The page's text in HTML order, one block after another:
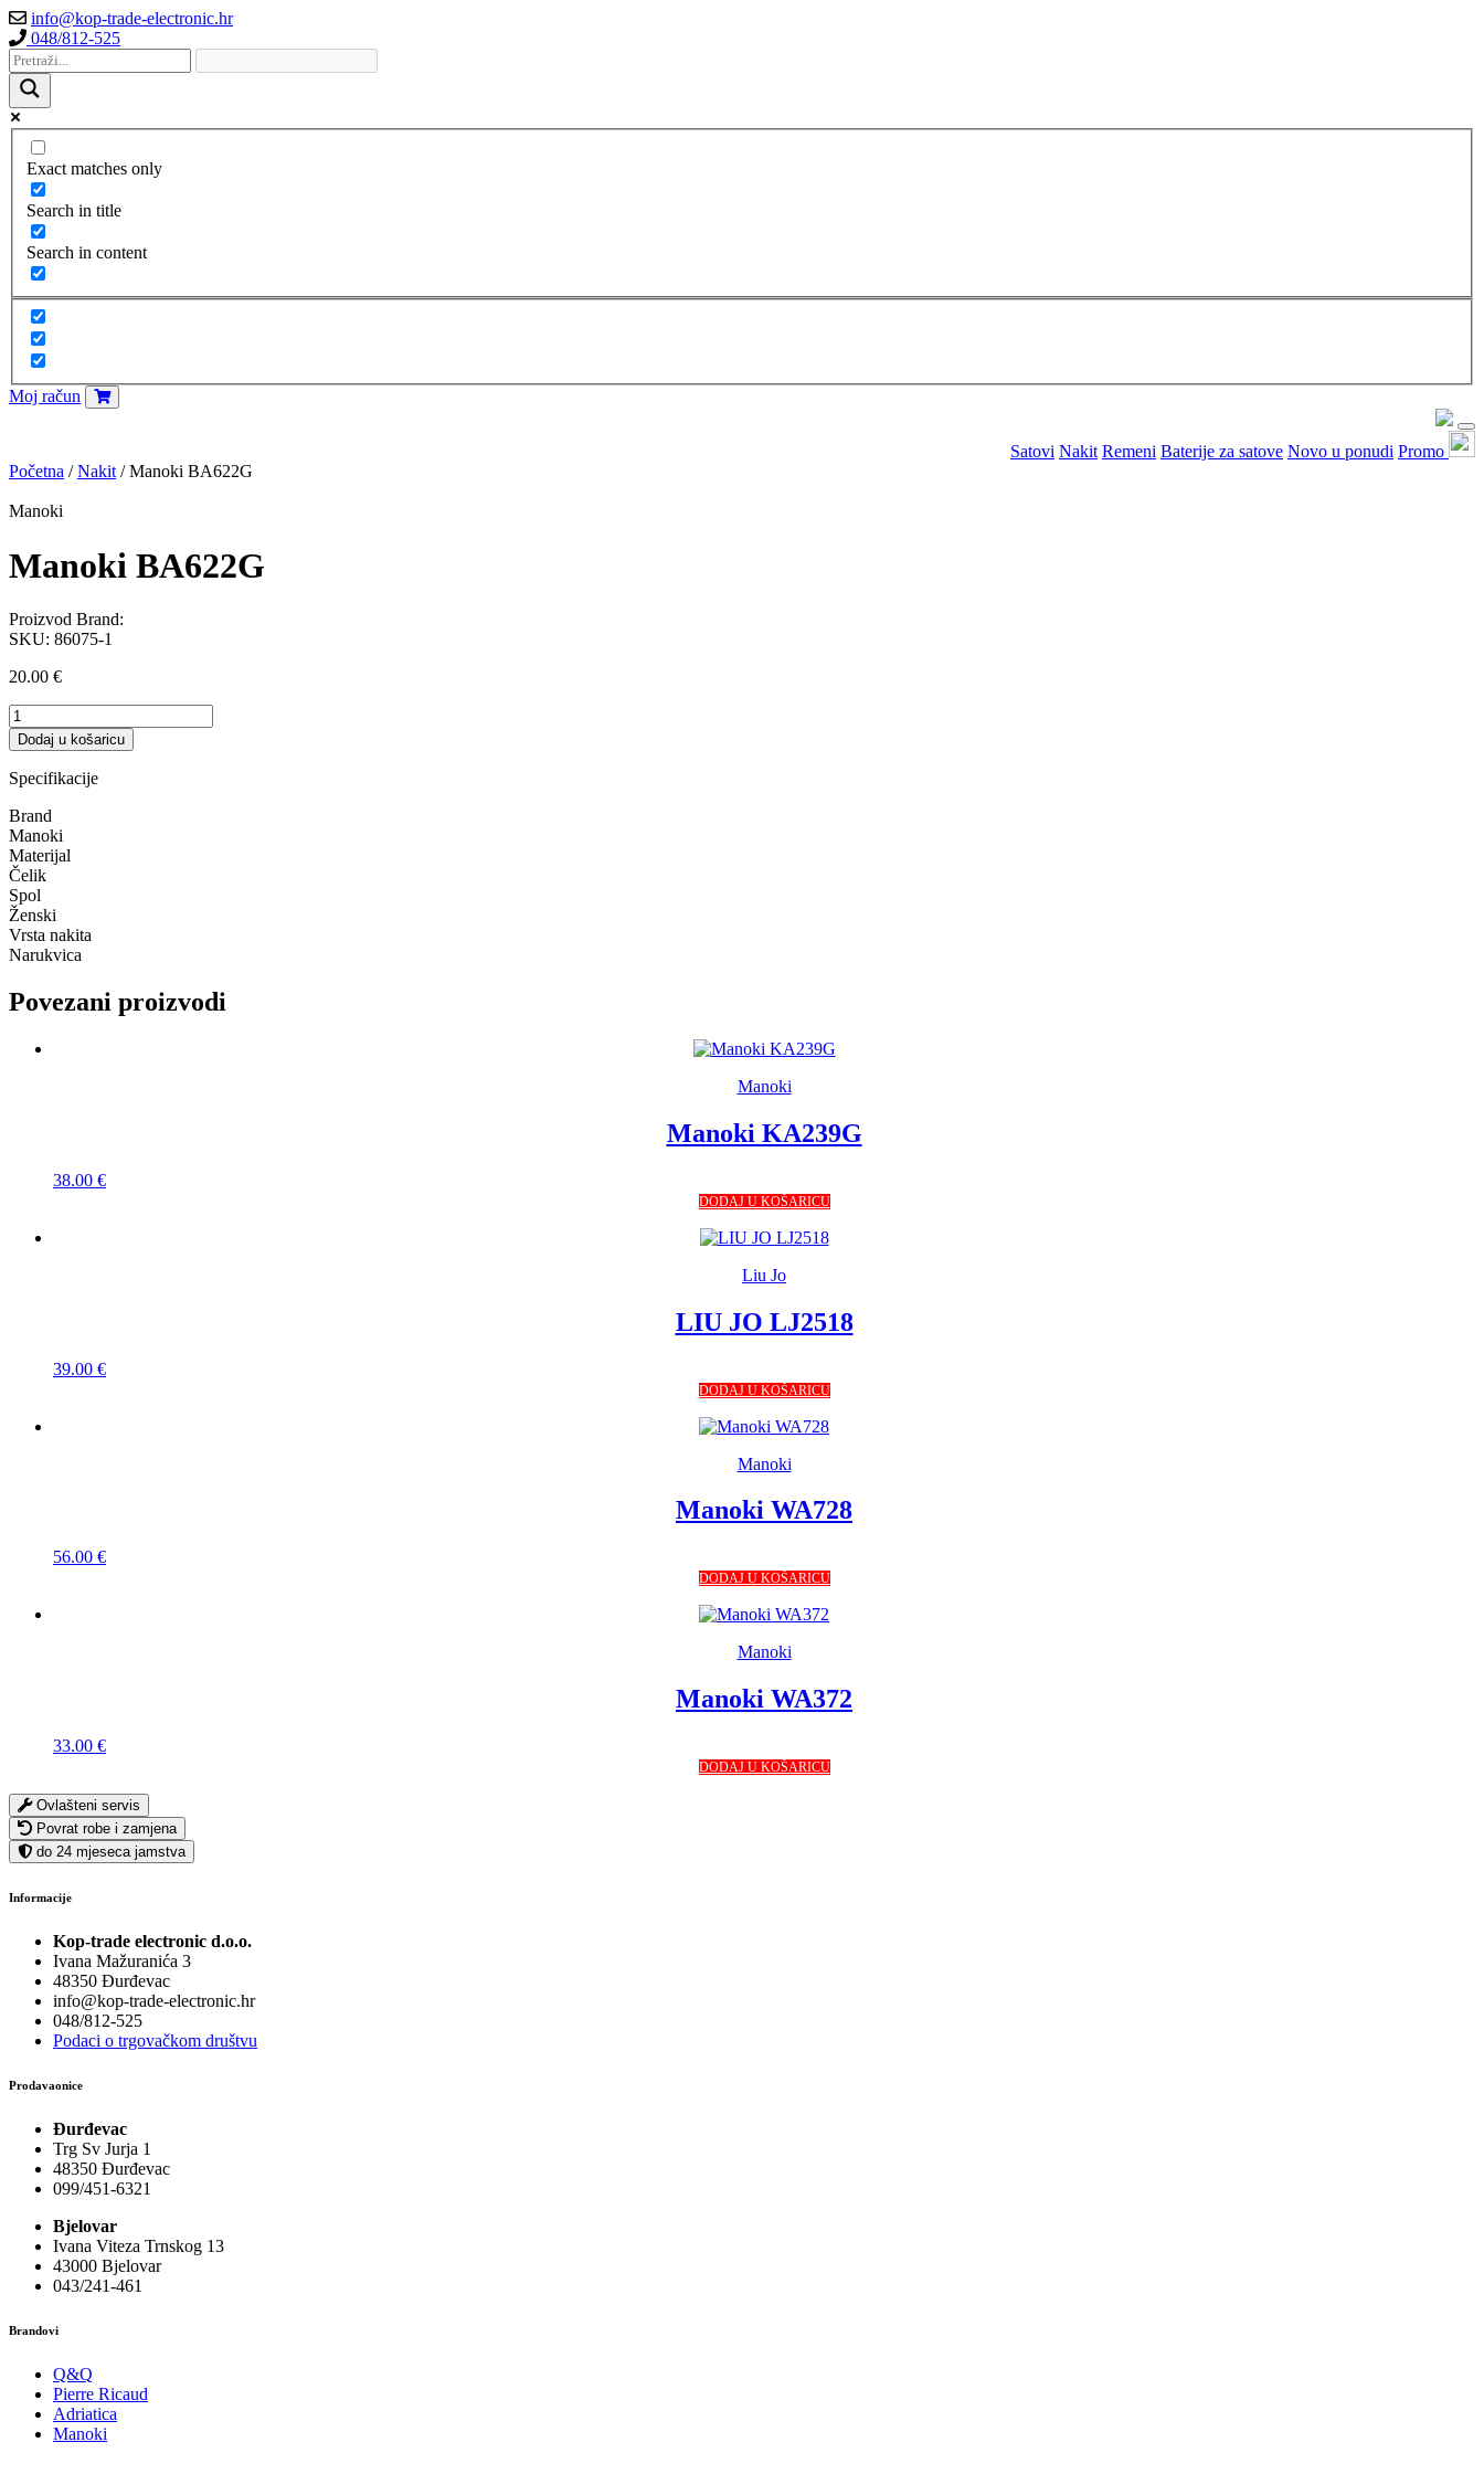
info@kop-trade-electronic.hr
048/812-525
Exact matches only
Search in title
Search in content
Moj račun
Satovi Nakit Remeni Baterije za satove Novo u ponudi Promo
Početna /Nakit / Manoki BA622G
Manoki
Manoki BA622G
SKU: 86075-1
Proizvod Brand:
20.00 €
Manoki
BA622G
količina
Dodaj u košaricu
Specifikacije
Brand
Manoki
Materijal
Čelik
Spol
Ženski
Vrsta nakita
Narukvica
Povezani proizvodi
Manoki
Manoki KA239G
38.00 €
DODAJ U KOŠARICU
Liu Jo
LIU JO LJ2518
39.00 €
DODAJ U KOŠARICU
Manoki
Manoki WA728
56.00 €
DODAJ U KOŠARICU
Manoki
Manoki WA372
33.00 €
DODAJ U KOŠARICU
Ovlašteni servis
Povrat robe i zamjena
do 24 mjeseca jamstva
Informacije
Kop-trade electronic d.o.o.
Ivana Mažuranića 3
48350 Đurđevac
info@kop-trade-electronic.hr
048/812-525
Podaci o trgovačkom društvu
Prodavaonice
Đurđevac
Trg Sv Jurja 1
48350 Đurđevac
099/451-6321
Bjelovar
Ivana Viteza Trnskog 13
43000 Bjelovar
043/241-461
Brandovi
Q&Q
Pierre Ricaud
Adriatica
Manoki